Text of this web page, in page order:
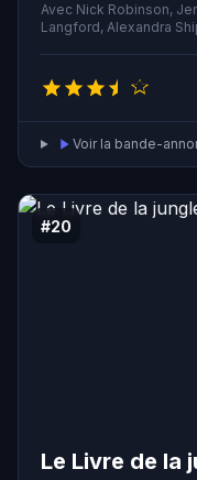
Avec Nick Robinson,
Langford, Alexandra
Voir la bande-
#20
Le Livre de la